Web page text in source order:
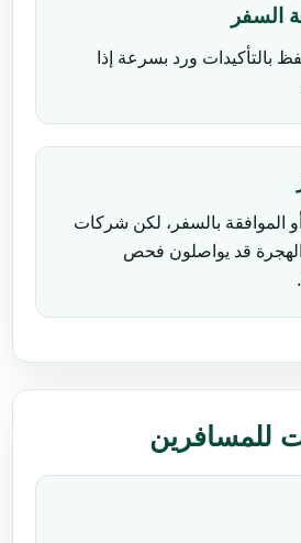
السفر
بالتأكيدات ورد بسرعة إذا
الموافقة بالسفر، لكن شركات
قد يواصلون فحص
للمسافرين